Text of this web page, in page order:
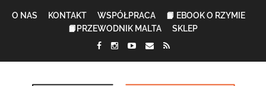
O NAS KONTAKT WSPÓŁPRACA
📙 EBOOK O RZYMIE
📙PRZEWODNIK MALTA
SKLEP